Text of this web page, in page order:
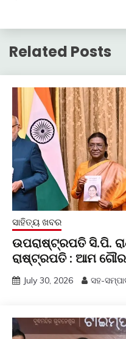
Related Posts
ସାହିତ୍ୟ ଖବର
ଉପରାଷ୍ଟ୍ରପତି ସି.ପି.
ରାଷ୍ଟ୍ରପତି : ଆମ
July 30, 2026 ସହ-